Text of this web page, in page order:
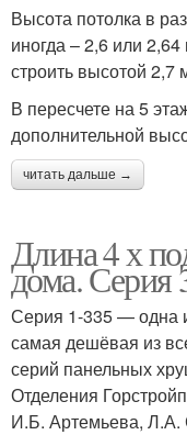
Высота потолка в
иногда – 2,6 или
строить высотой 2,7
В пересчете на 5
дополнительной
читать дальше →
Длина 4 х
дома. Серия
Серия 1-335 — одна
самая дешёвая из
серий панельных
Отделения
И.Б. Артемьева, Л.А.